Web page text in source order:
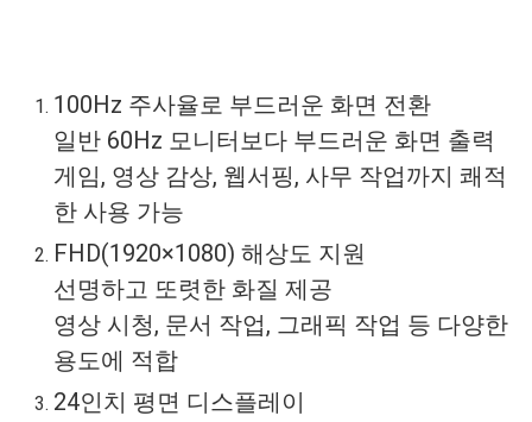
100Hz 주사율로 부드러운 화면 전환
일반 60Hz 모니터보다 부드러운 화면 출력
게임, 영상 감상, 웹서핑, 사무 작업까지 쾌적
한 사용 가능
FHD(1920×1080) 해상도 지원
선명하고 또렷한 화질 제공
영상 시청, 문서 작업, 그래픽 작업 등 다양한
용도에 적합
24인치 평면 디스플레이